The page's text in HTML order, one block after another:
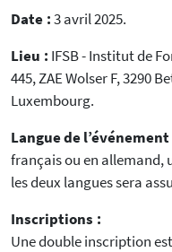
Date :3 avril 2025.
Lieu : IFSB - Institut de
445, ZAE Wolser F, 3290
Luxembourg.
Langue de l’événement
français ou en
les deux langues sera
Inscriptions :
Une double inscription